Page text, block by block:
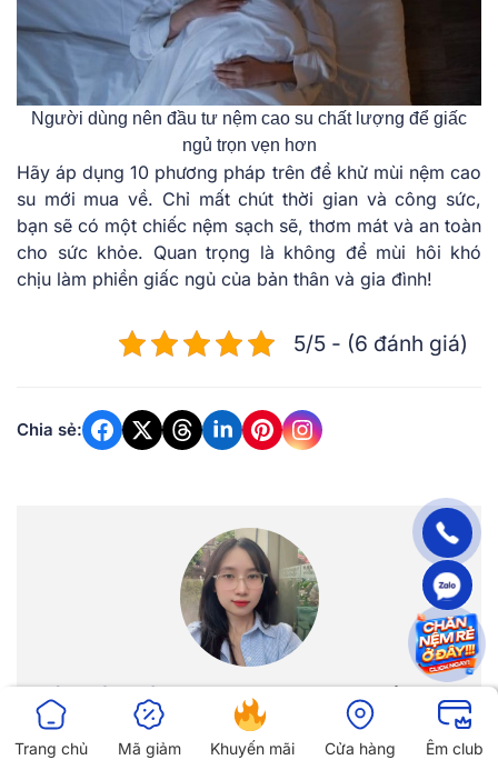
Người dùng nên đầu tư nệm cao su chất lượng để giấc
ngủ trọn vẹn hơn
Hãy áp dụng 10 phương pháp trên để khử mùi nệm cao
su mới mua về. Chỉ mất chút thời gian và công sức,
bạn sẽ có một chiếc nệm sạch sẽ, thơm mát và an toàn
cho sức khỏe. Quan trọng là không để mùi hôi khó
chịu làm phiền giấc ngủ của bản thân và gia đình!
5/5 - (6 đánh giá)
Chia sẻ:
TÁC GIẢ: HOÀNG TRINH Đã kiểm duyệt
Mình là Hoàng Trinh – Chuyên viên tư vấn giấc ngủ tại
Trang chủ Mã giảm Khuyến mãi Cửa hàng Êm club